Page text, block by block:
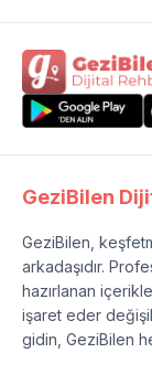
GeziBilen
GeziBilen,
arkadaşıdır.
hazırlanan
işaret eder
gidin, GeziBilen